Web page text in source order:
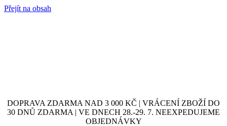
Přejít na obsah
DOPRAVA ZDARMA NAD 3 000 KČ | VRÁCENÍ ZBOŽÍ DO
30 DNŮ ZDARMA | VE DNECH 28.-29. 7. NEEXPEDUJEME
OBJEDNÁVKY